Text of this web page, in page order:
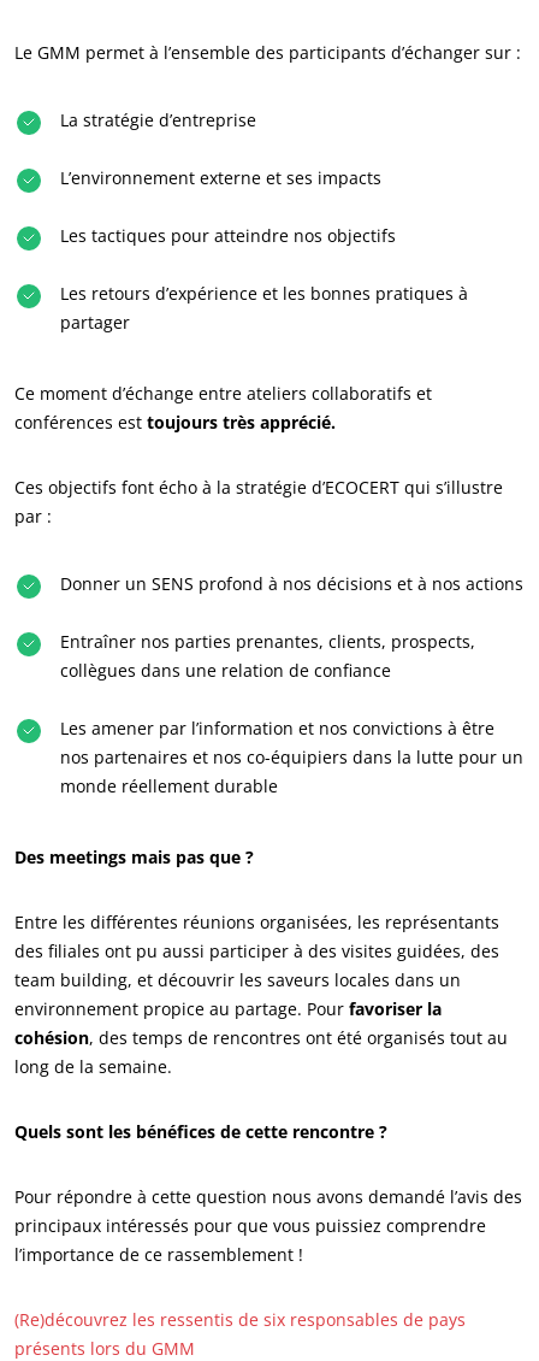
Agir via nos prestations
S’investir pour notre environnement
Innover avec notre écosystème
NOS SECTEURS D'ACTIVITÉ
Textile
Bois et forêt
Produits de la maison
Agrofourniture
Le GMM permet à l’ensemble des participants d’échanger sur :
La stratégie d’entreprise
L’environnement externe et ses impacts
Les tactiques pour atteindre nos objectifs
Les retours d’expérience et les bonnes pratiques à
partager
Ce moment d’échange entre ateliers collaboratifs et
conférences est toujours très apprécié.
Ces objectifs font écho à la stratégie d’ECOCERT qui s’illustre
par :
Donner un SENS profond à nos décisions et à nos actions
Entraîner nos parties prenantes, clients, prospects,
collègues dans une relation de confiance
Les amener par l’information et nos convictions à être
nos partenaires et nos co-équipiers dans la lutte pour un
monde réellement durable
Des meetings mais pas que ?
Entre les différentes réunions organisées, les représentants
des filiales ont pu aussi participer à des visites guidées, des
team building, et découvrir les saveurs locales dans un
environnement propice au partage. Pour favoriser la
cohésion, des temps de rencontres ont été organisés tout au
long de la semaine.
Quels sont les bénéfices de cette rencontre ?
Pour répondre à cette question nous avons demandé l’avis des
principaux intéressés pour que vous puissiez comprendre
l’importance de ce rassemblement !
(Re)découvrez les ressentis de six responsables de pays
présents lors du GMM